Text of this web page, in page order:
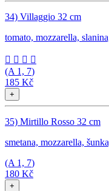
34) Villaggio 32 cm
tomato, mozzarella,
   
(A 1, 7)
185 Kč
+
35) Mirtillo Rosso 32 cm
smetana, mozzarella,
(A 1, 7)
180 Kč
+